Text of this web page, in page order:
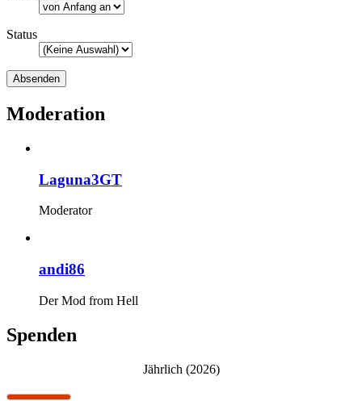
Status
Moderation
Laguna3GT
Moderator
andi86
Der Mod from Hell
Spenden
Jährlich (2026)